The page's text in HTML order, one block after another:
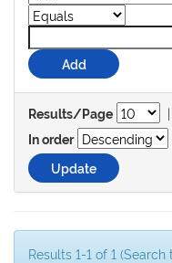
Results/Page |
In order
Results 1-1 of 1